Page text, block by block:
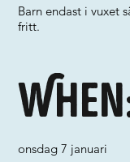
Barn endast i vuxet
fritt.
onsdag 7 januari